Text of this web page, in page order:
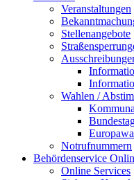
Veranstaltungen
Stellenangebote
Wahlen /
Notrufnummern
Behördenservice
Online Services